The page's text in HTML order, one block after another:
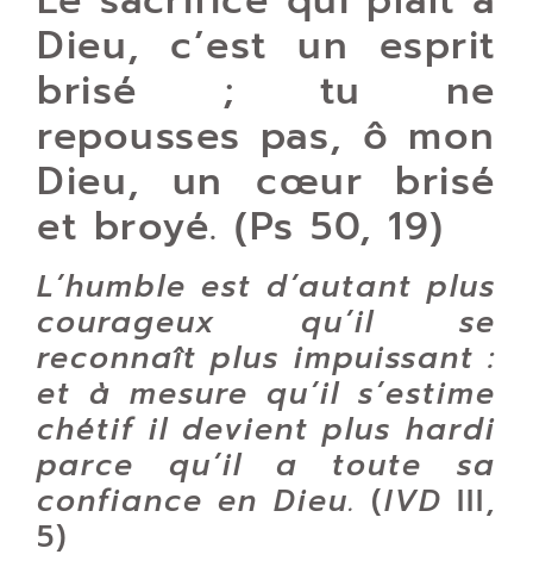
Dieu, c’est un esprit
brisé ; tu ne
repousses pas, ô mon
Dieu, un cœur brisé
et broyé. (Ps 50, 19)
L’humble est d’autant plus
courageux qu’il se
reconnaît plus impuissant :
et à mesure qu’il s’estime
chétif il devient plus hardi
parce qu’il a toute sa
confiance en Dieu. (IVD III,
5)